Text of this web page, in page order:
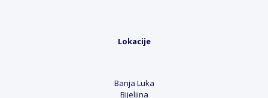
Lokacije
Banja Luka
Bijeljina